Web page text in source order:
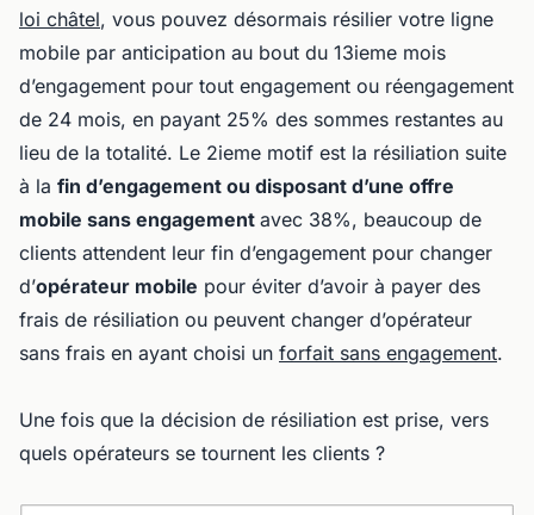
loi châtel, vous pouvez désormais résilier votre ligne
mobile par anticipation au bout du 13ieme mois
d’engagement pour tout engagement ou réengagement
de 24 mois, en payant 25% des sommes restantes au
lieu de la totalité. Le 2ieme motif est la résiliation suite
à la fin d’engagement ou disposant d’une offre
mobile sans engagement avec 38%, beaucoup de
clients attendent leur fin d’engagement pour changer
d’opérateur mobile pour éviter d’avoir à payer des
frais de résiliation ou peuvent changer d’opérateur
sans frais en ayant choisi un forfait sans engagement.
Une fois que la décision de résiliation est prise, vers
quels opérateurs se tournent les clients ?